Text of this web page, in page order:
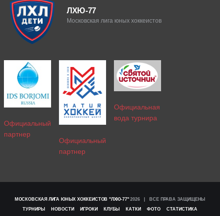
ЛХЮ-77
Московская лига юных хоккеистов
Официальный
партнер
Официальный
партнер
Официальная
вода турнира
МОСКОВСКАЯ ЛИГА ЮНЫХ ХОККЕИСТОВ "ЛХЮ-77"2026 | ВСЕ ПРАВА ЗАЩИЩЕНЫ
ТУРНИРЫ НОВОСТИ ИГРОКИ КЛУБЫ КАТКИ ФОТО СТАТИСТИКА